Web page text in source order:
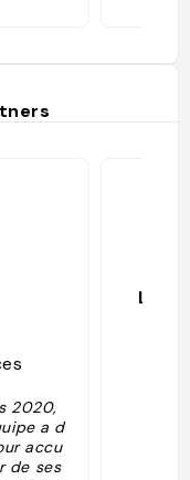
2020,
a d
accu
de ses